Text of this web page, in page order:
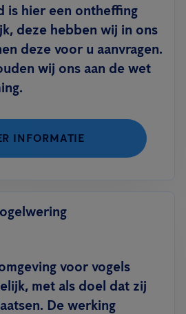
is hier een ontheffing
deze hebben wij in ons
deze voor u aanvragen.
wij ons aan de wet
INFORMATIE
voor vogels
met als doel dat zij
De werking